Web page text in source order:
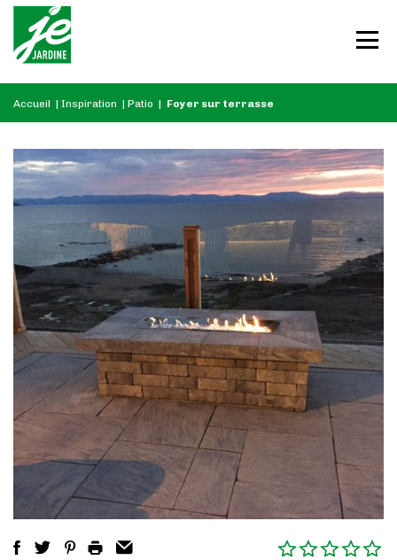
Accueil | Inspiration | Patio | Foyer sur terrasse